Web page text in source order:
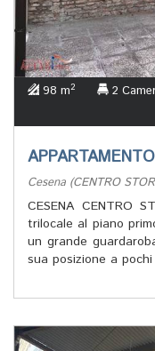
98 m2 2
Cesena (CENTRO
CESENA CENTRO
trilocale al piano
un grande
sua posizione a